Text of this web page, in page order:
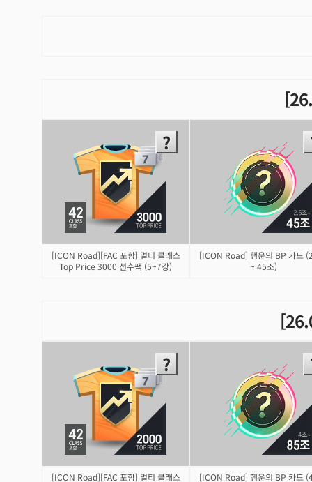
[ICON Road][FAC 포함] 멀티 클래스
Top Price 3000 선수팩 (5~7강)
[ICON Road] 행운의 BP 카드
~ 45조)
[ICON Road][FAC 포함] 멀티 클래스 [ICON Road] 행운의 BP 카드